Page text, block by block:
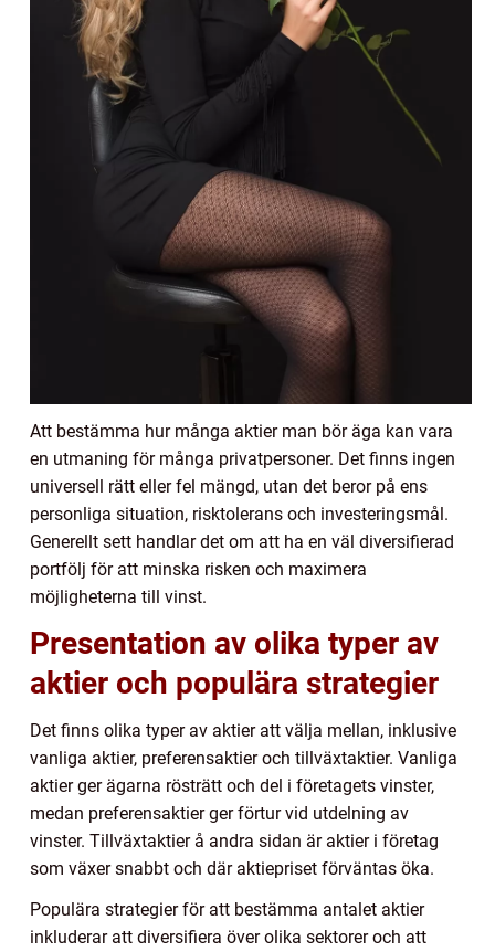
Att bestämma hur många aktier man bör äga kan vara
en utmaning för många privatpersoner. Det finns ingen
universell rätt eller fel mängd, utan det beror på ens
personliga situation, risktolerans och investeringsmål.
Generellt sett handlar det om att ha en väl diversifierad
portfölj för att minska risken och maximera
möjligheterna till vinst.
Presentation av olika typer av
aktier och populära strategier
Det finns olika typer av aktier att välja mellan, inklusive
vanliga aktier, preferensaktier och tillväxtaktier. Vanliga
aktier ger ägarna rösträtt och del i företagets vinster,
medan preferensaktier ger förtur vid utdelning av
vinster. Tillväxtaktier å andra sidan är aktier i företag
som växer snabbt och där aktiepriset förväntas öka.
Populära strategier för att bestämma antalet aktier
inkluderar att diversifiera över olika sektorer och att